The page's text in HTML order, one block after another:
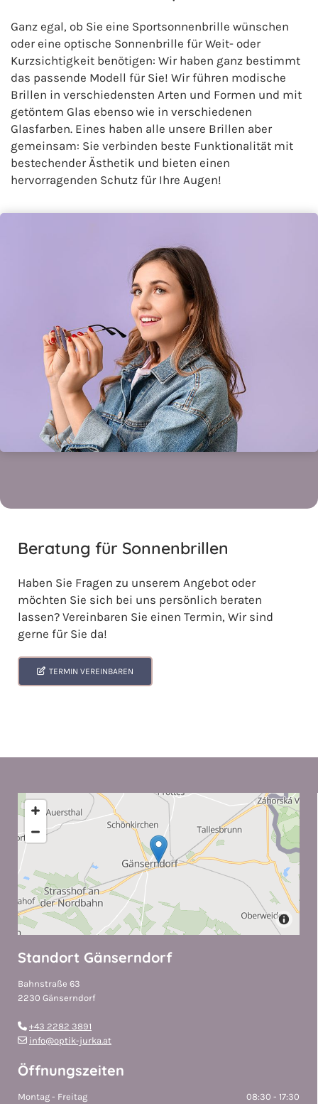
Ganz egal, ob Sie eine Sportsonnenbrille wünschen
oder eine optische Sonnenbrille für Weit- oder
Kurzsichtigkeit benötigen: Wir haben ganz bestimmt
das passende Modell für Sie! Wir führen modische
Brillen in verschiedensten Arten und Formen und mit
getöntem Glas ebenso wie in verschiedenen
Glasfarben. Eines haben alle unsere Brillen aber
gemeinsam: Sie verbinden beste Funktionalität mit
bestechender Ästhetik und bieten einen
hervorragenden Schutz für Ihre Augen!
Beratung für Sonnenbrillen
Haben Sie Fragen zu unserem Angebot oder
möchten Sie sich bei uns persönlich beraten
lassen? Vereinbaren Sie einen Termin, Wir sind
gerne für Sie da!
TERMIN VEREINBAREN
Standort Gänserndorf
Bahnstraße 63
2230 Gänserndorf
 +43 2282 3891
 info@optik-jurka.at
Öffnungszeiten
Montag - Freitag
08:30 - 17:30